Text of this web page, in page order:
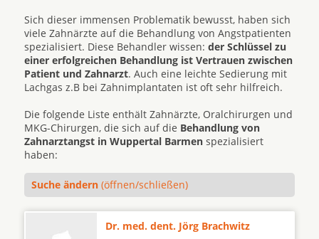
Sich dieser immensen Problematik bewusst, haben sich
viele Zahnärzte auf die Behandlung von Angstpatienten
spezialisiert. Diese Behandler wissen: der Schlüssel zu
einer erfolgreichen Behandlung ist Vertrauen zwischen
Patient und Zahnarzt. Auch eine leichte Sedierung mit
Lachgas z.B bei Zahnimplantaten ist oft sehr hilfreich.
Die folgende Liste enthält Zahnärzte, Oralchirurgen und
MKG-Chirurgen, die sich auf die Behandlung von
Zahnarztangst in Wuppertal Barmen spezialisiert
haben:
Suche ändern (öffnen/schließen)
Dr. med. dent. Jörg Brachwitz